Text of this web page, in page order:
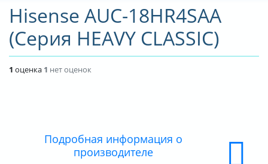
АКЦИИ И РАСПРОДАЖИ
БИБЛИОТЕКА
НОВОСТИ
Hisense AUC-18HR4SAA
(Серия HEAVY CLASSIC)
1 оценка 1 нет оценок
Подробная информация о
производителе